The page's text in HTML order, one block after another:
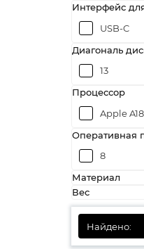
Интерфейс
USB-C
Диагональ
13
Процессор
Apple
Оперативная
8
Материал
Вес
Найдено: